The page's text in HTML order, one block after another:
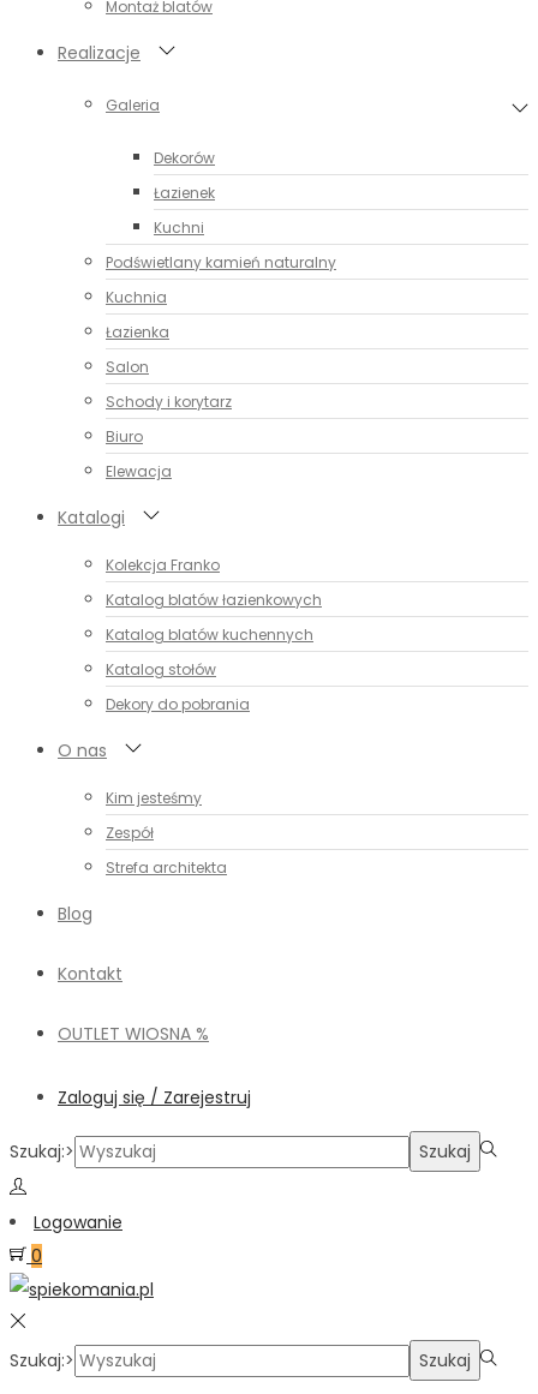
Montaż blatów
Realizacje
Galeria
Dekorów
Łazienek
Kuchni
Podświetlany kamień naturalny
Kuchnia
Łazienka
Salon
Schody i korytarz
Biuro
Elewacja
Katalogi
Kolekcja Franko
Katalog blatów łazienkowych
Katalog blatów kuchennych
Katalog stołów
Dekory do pobrania
O nas
Kim jesteśmy
Zespół
Strefa architekta
Blog
Kontakt
OUTLET WIOSNA %
Zaloguj się / Zarejestruj
Szukaj:> Szukaj
Logowanie
0
Szukaj:> Szukaj